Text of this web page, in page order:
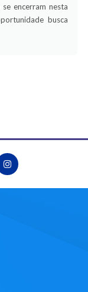
encerram nesta
busca